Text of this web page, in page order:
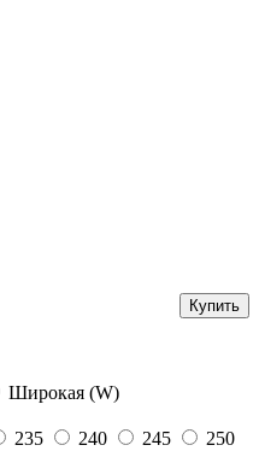
Широкая (W)
235 240 245
250